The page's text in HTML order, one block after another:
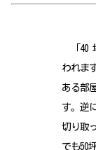
「40
われま
ある部
す。逆
切り取
でも50